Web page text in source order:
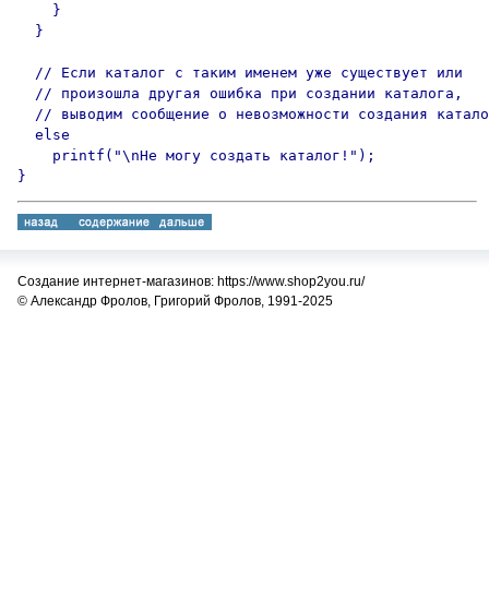
    }
  }
  // Если каталог с таким именем уже существует или
  // произошла другая ошибка при создании каталога,
// выводим сообщение о невозможности создания
  else
    printf("\nНе могу создать каталог!");
}
Создание интернет-магазинов: https://www.shop2you.ru/
© Александр Фролов, Григорий Фролов, 1991-2025